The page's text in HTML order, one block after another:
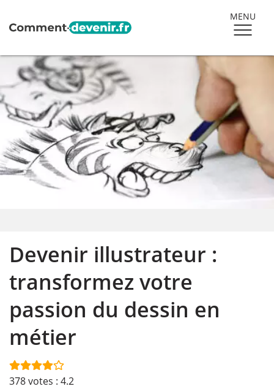
MENU
Devenir illustrateur :
transformez votre
passion du dessin en
métier
378votes : 4.2